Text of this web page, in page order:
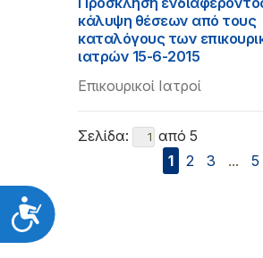
Προσιτότητα
κάλυψη θέσεων από τους
καταλόγους των
ιατρών 15-6-2015
Επικουρικοί Ιατροί
Σελίδα:
από 5
1
2 3 ... 5